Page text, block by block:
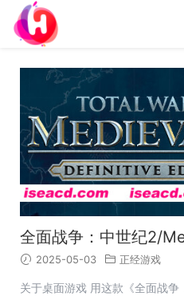
全面战争：中世纪2/
2025-05-03 正经游戏
关于桌面游戏 用这款《全面战